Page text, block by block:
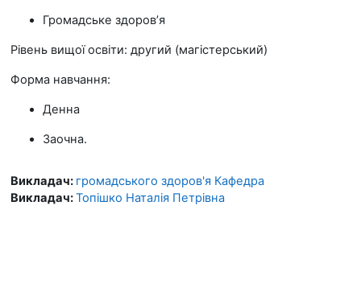
Громадське здоров’я
Рівень вищої освіти: другий (магістерський)
Форма навчання:
Денна
Заочна.
Викладач: громадського здоров'я Кафедра
Викладач:Топішко Наталія Петрівна